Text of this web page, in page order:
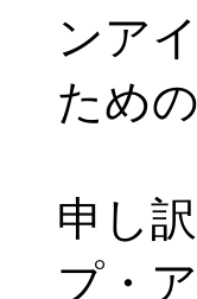
ンア
ため
申し
プ・